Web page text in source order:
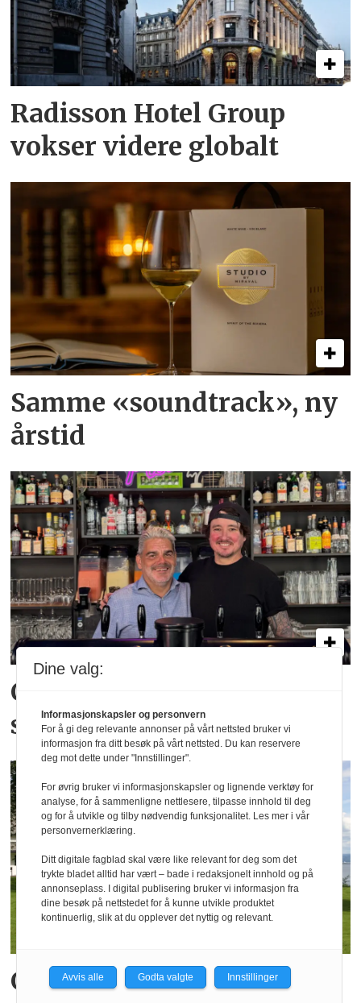
Radisson Hotel Group
vokser videre globalt
Samme «soundtrack», ny
årstid
Creative Bars valgte Mack
som leverandør
God juli for hotellene,
Dine valg:
Informasjonskapsler og personvern
For å gi deg relevante annonser på vårt nettsted bruker vi
informasjon fra ditt besøk på vårt nettsted. Du kan reservere
deg mot dette under "Innstillinger".
For øvrig bruker vi informasjonskapsler og lignende verktøy for
analyse, for å sammenligne nettlesere, tilpasse innhold til deg
og for å utvikle og tilby nødvendig funksjonalitet. Les mer i vår
personvernerklæring.
Ditt digitale fagblad skal være like relevant for deg som det
trykte bladet alltid har vært – bade i redaksjonelt innhold og på
annonseplass. I digital publisering bruker vi informasjon fra
dine besøk på nettstedet for å kunne utvikle produktet
kontinuerlig, slik at du opplever det nyttig og relevant.
Avvis alle Godta valgte Innstillinger